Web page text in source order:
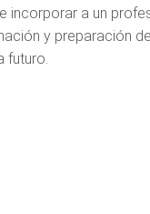
incorporar a un
y preparación
futuro.